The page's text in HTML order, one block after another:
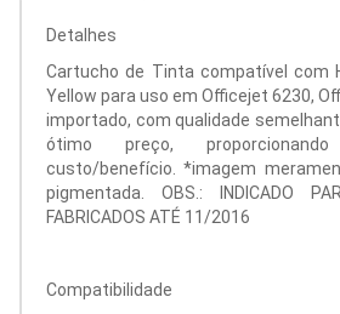
Detalhes
Cartucho de Tinta compatível com
Yellow para uso em Officejet 6230,
importado, com qualidade
ótimo preço,
custo/benefício. *imagem
pigmentada. OBS.: INDICADO
FABRICADOS ATÉ 11/2016
Compatibilidade